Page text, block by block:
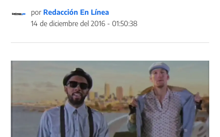
por Redacción En Línea
14 de diciembre del 2016 - 01:50:38